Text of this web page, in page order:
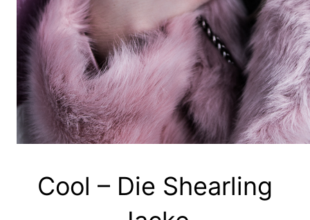
Cool – Die Shearling